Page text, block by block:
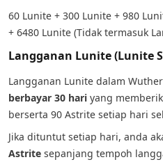
60 Lunite + 300 Lunite + 980
+ 6480 Lunite (Tidak termasuk
Langganan Lunite (Lunite
Langganan Lunite dalam
berbayar 30 hari yang
berserta 90 Astrite setiap hari
Jika dituntut setiap hari, anda
Astrite sepanjang tempoh